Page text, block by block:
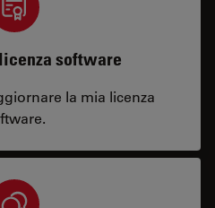
software
la mia licenza